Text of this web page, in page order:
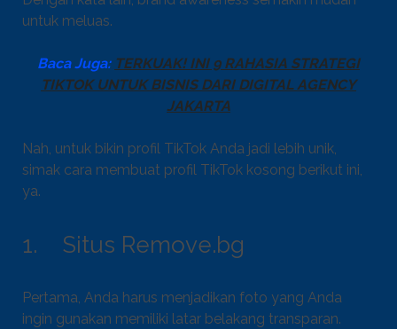
untuk meluas.
Baca Juga: TERKUAK! INI 9 RAHASIA STRATEGI
TIKTOK UNTUK BISNIS DARI DIGITAL AGENCY
JAKARTA
Nah, untuk bikin profil TikTok Anda jadi lebih unik,
simak cara membuat profil TikTok kosong berikut ini,
ya.
1. Situs Remove.bg
Pertama, Anda harus menjadikan foto yang Anda
ingin gunakan memiliki latar belakang transparan.